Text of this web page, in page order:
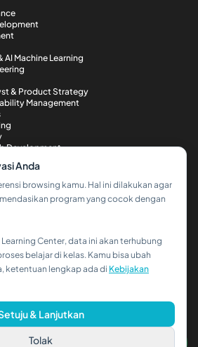
kamu butuh bantuan,
Machine Learning
& Product Strategy
Management
Development
All Rights Reserved
Anda
browsing kamu. Hal ini dilakukan agar
program yang cocok dengan
Center, data ini akan terhubung
belajar di kelas. Kamu bisa ubah
ketentuan lengkap ada di Kebijakan
Tolak
& Lanjutkan